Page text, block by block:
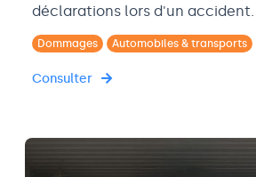
déclarations lors d'un accident.
Dommages Automobiles & transports
Consulter